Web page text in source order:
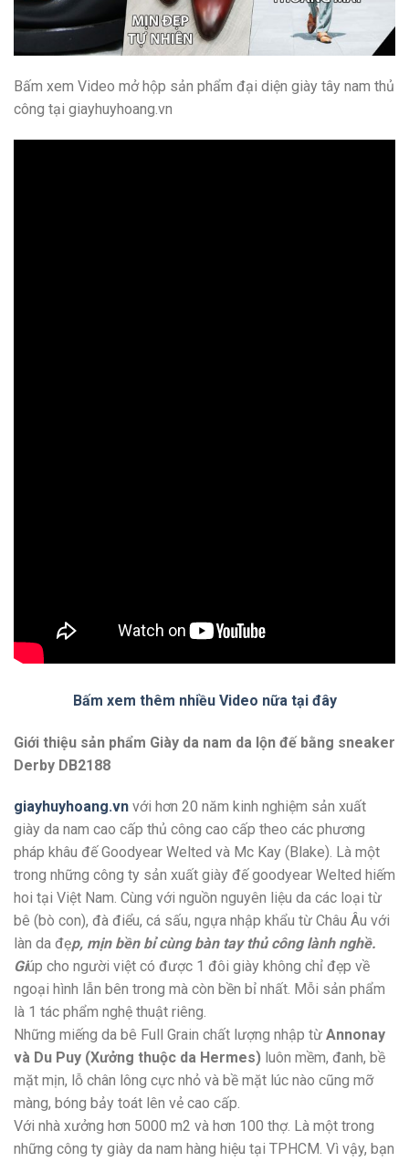
Bấm xem Video mở hộp sản phẩm đại diện giày tây nam thủ
công tại giayhuyhoang.vn
Bấm xem thêm nhiều Video nữa tại đây
Giới thiệu sản phẩm Giày da nam da lộn đế bằng sneaker
Derby DB2188
giayhuyhoang.vn với hơn 20 năm kinh nghiệm sản xuất
giày da nam cao cấp thủ công cao cấp theo các phương
pháp khâu đế Goodyear Welted và Mc Kay (Blake). Là một
trong những công ty sản xuất giày đế goodyear Welted hiếm
hoi tại Việt Nam. Cùng với nguồn nguyên liệu da các loại từ
bê (bò con), đà điểu, cá sấu, ngựa nhập khẩu từ Châu Âu với
làn da đẹp, mịn bền bỉ cùng bàn tay thủ công lành nghề.
Giúp cho người việt có được 1 đôi giày không chỉ đẹp về
ngoại hình lẫn bên trong mà còn bền bỉ nhất. Mỗi sản phẩm
là 1 tác phẩm nghệ thuật riêng.
Những miếng da bê Full Grain chất lượng nhập từ Annonay
và Du Puy (Xưởng thuộc da Hermes) luôn mềm, đanh, bề
mặt mịn, lỗ chân lông cực nhỏ và bề mặt lúc nào cũng mỡ
màng, bóng bảy toát lên vẻ cao cấp.
Với nhà xưởng hơn 5000 m2 và hơn 100 thợ. Là một trong
những công ty giày da nam hàng hiệu tại TPHCM. Vì vậy, bạn